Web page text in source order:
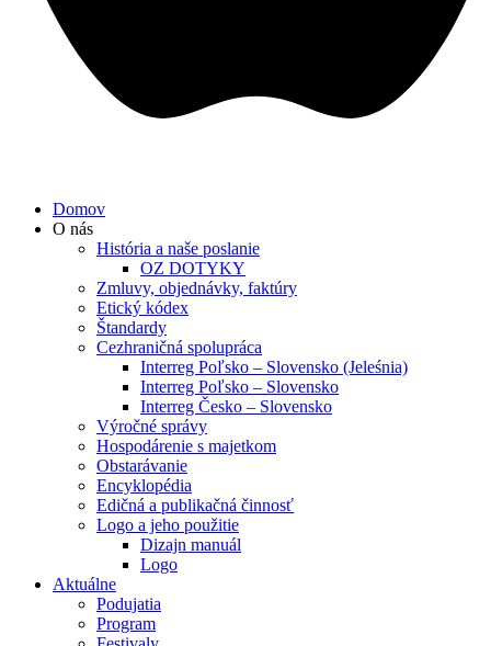
Domov
O nás
História a naše poslanie
OZ DOTYKY
Zmluvy, objednávky, faktúry
Etický kódex
Štandardy
Cezhraničná spolupráca
Interreg Poľsko – Slovensko (Jeleśnia)
Interreg Poľsko – Slovensko
Interreg Česko – Slovensko
Výročné správy
Hospodárenie s majetkom
Obstarávanie
Encyklopédia
Edičná a publikačná činnosť
Logo a jeho použitie
Dizajn manuál
Logo
Aktuálne
Podujatia
Program